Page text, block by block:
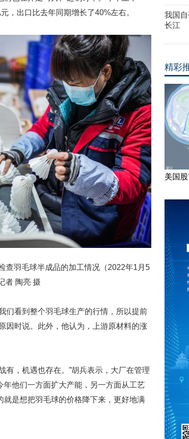
，出口比去年同期增长了40%左右。
查羽毛球半成品的加工情况（2022年1月5
者 陶亮 摄
们看到整个羽毛球生产的行情，所以提前
因时说。此外，他认为，上游原材料的涨
有，机遇也存在。”胡兵表示，大厂在管理
他们一方面扩大产能，另一方面从工艺
就是想把羽毛球的价格降下来，更好地满
我国
长江
精彩
美国